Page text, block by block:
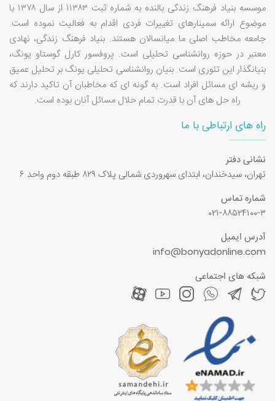
موسسه بنیاد فرهنگ زندگی بالنده به شماره ثبت ۱۱۳۸۳ از سال ۱۳۷۸ با
موضوع ارائه سمینارهای تغییرات فردی اقدام به فعالیت نموده است.
جامعه مخاطب اصلی ما میانسالان هستند. بنیاد فرهنگ زندگی، نهادی
معتبر در حوزه روانشناسی تحلیلی است. پروفسور کارل گوستاو یونگ،
بنیانگذار این تئوری است. بنیان روانشناسی تحلیلی یونگ بر تحلیل عمیق
و ریشه ای مسائل افراد است. به گونه ای که مخاطبان آن تاکید دارند که
راه حل های آن با قدرت تمام حلال مسائل آنان بوده است.
راه های ارتباطی با ما
نشانی دفتر
تهران، سیدخندان، ابتدای سهروردی شمالی پلاک ۸۲۹ طبقه دوم واحد ۶
شماره تماس
۰۲۱-۸۸۵۲۴۱۰۰-۳
آدرس ایمیل
info@bonyadonline.com
شبکه های اجتماعی